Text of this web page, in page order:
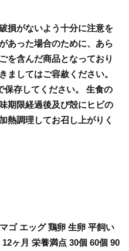
損がないよう十分に注意を
あった場合のために、あら
を含んだ商品となっており
ましてはご容赦ください。
存してください。 生食の
期限経過後及び殻にヒビの
熱調理してお召し上がりく
ゴ エッグ 鶏卵 生卵 平飼い
ヶ月 栄養満点 30個 60個 90